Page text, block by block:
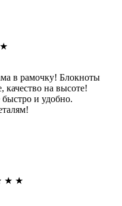
★
в рамочку! Блокноты
на высоте!
быстро и удобно.
★ ★